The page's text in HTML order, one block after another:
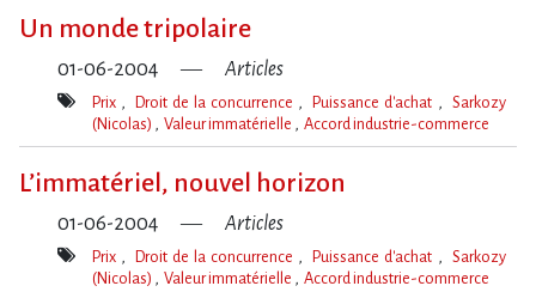
Un monde tripolaire
01-06-2004 Articles
Mot(s)-
Prix Droit de la concurrence Puissance d'achat
Sarkozy
(Nicolas)
Valeur immatérielle Accord industrie-commerce
L’immatériel, nouvel horizon
01-06-2004 Articles
Prix Droit de la concurrence Puissance d'achat
Sarkozy
(Nicolas)
Valeur immatérielle Accord industrie-commerce